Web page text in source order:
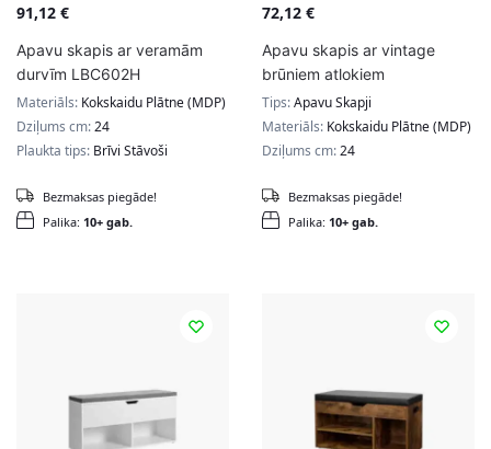
91,12 €
Apavu skapis ar veramām
durvīm LBC602H
Materiāls: Kokskaidu Plātne (MDP)
Dziļums cm:24
Plaukta tips: Brīvi Stāvoši
Palika: 10+ gab.
Bezmaksas piegāde!
72,12 €
Apavu skapis ar vintage
brūniem atlokiem
Tips:Apavu Skapji
Materiāls: Kokskaidu Plātne (MDP)
Dziļums cm:24
Palika: 10+ gab.
Bezmaksas piegāde!